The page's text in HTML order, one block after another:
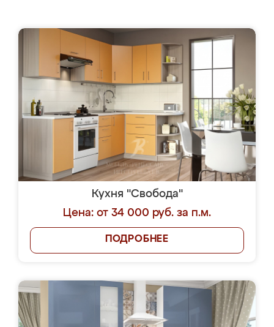
Кухня "Свобода"
Цена: от 34 000 руб. за п.м.
ПОДРОБНЕЕ